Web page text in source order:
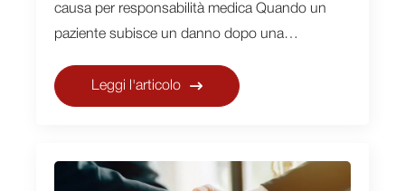
causa per responsabilità medica Quando un
paziente subisce un danno dopo una…
Leggi l'articolo